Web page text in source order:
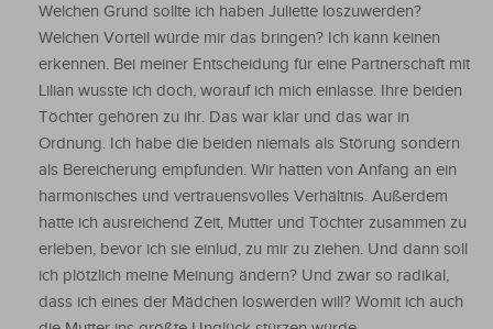
Welchen Grund sollte ich haben Juliette loszuwerden?
Welchen Vorteil würde mir das bringen? Ich kann keinen
erkennen. Bei meiner Entscheidung für eine Partnerschaft mit
Lilian wusste ich doch, worauf ich mich einlasse. Ihre beiden
Töchter gehören zu ihr. Das war klar und das war in
Ordnung. Ich habe die beiden niemals als Störung sondern
als Bereicherung empfunden. Wir hatten von Anfang an ein
harmonisches und vertrauensvolles Verhältnis. Außerdem
hatte ich ausreichend Zeit, Mutter und Töchter zusammen zu
erleben, bevor ich sie einlud, zu mir zu ziehen. Und dann soll
ich plötzlich meine Meinung ändern? Und zwar so radikal,
dass ich eines der Mädchen loswerden will? Womit ich auch